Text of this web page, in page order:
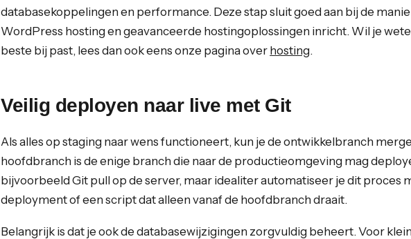
databasekoppelingen en performance. Deze stap sluit goed aan bij de
WordPress hosting en geavanceerde hostingoplossingen inricht. Wil je
beste bij past, lees dan ook eens onze pagina over hosting.
Veilig deployen naar live met Git
Als alles op staging naar wens functioneert, kun je de ontwikkelbranch
hoofdbranch is de enige branch die naar de productieomgeving mag
bijvoorbeeld Git pull op de server, maar idealiter automatiseer je dit proces
deployment of een script dat alleen vanaf de hoofdbranch draait.
Belangrijk is dat je ook de databasewijzigingen zorgvuldig beheert. Voor